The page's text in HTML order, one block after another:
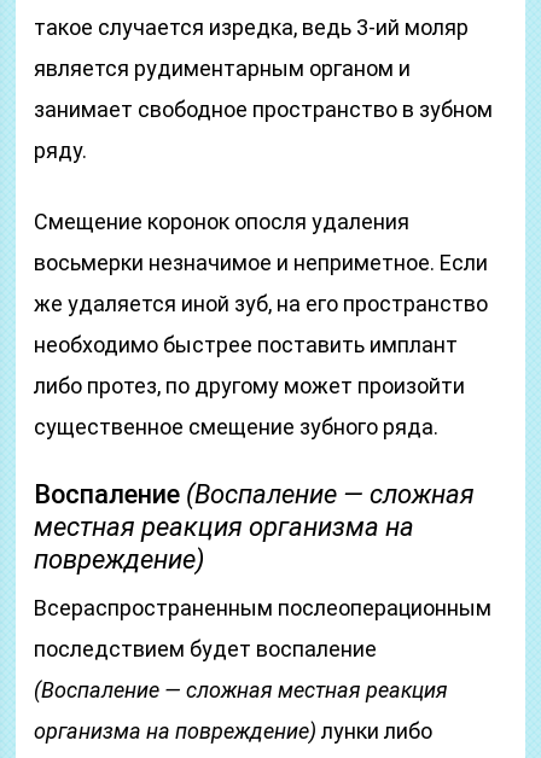
такое случается изредка, ведь 3-ий моляр
является рудиментарным органом и
занимает свободное пространство в зубном
ряду.
Смещение коронок опосля удаления
восьмерки незначимое и неприметное. Если
же удаляется иной зуб, на его пространство
необходимо быстрее поставить имплант
либо протез, по другому может произойти
существенное смещение зубного ряда.
Воспаление (Воспаление — сложная
местная реакция организма на
повреждение)
Всераспространенным послеоперационным
последствием будет воспаление
(Воспаление — сложная местная реакция
организма на повреждение) лунки либо